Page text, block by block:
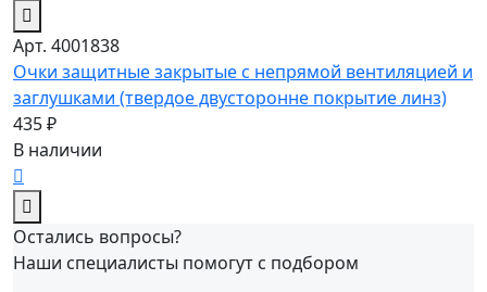
Арт. 4001838
Очки защитные закрытые с непрямой вентиляцией и
заглушками (твердое двусторонне покрытие линз)
435 ₽
В наличии
Остались вопросы?
Наши специалисты помогут с подбором